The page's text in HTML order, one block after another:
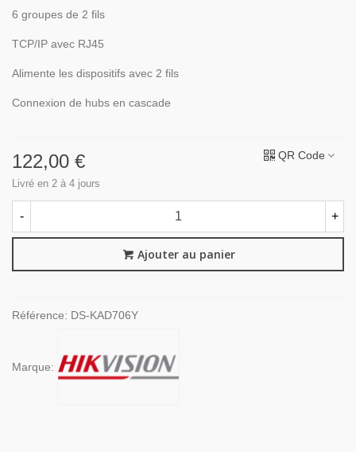
6 groupes de 2 fils
TCP/IP avec RJ45
Alimente les dispositifs avec 2 fils
Connexion de hubs en cascade
122,00 €
Livré en 2 à 4 jours
QR Code
- +
Ajouter au panier
Référence: DS-KAD706Y
Marque: